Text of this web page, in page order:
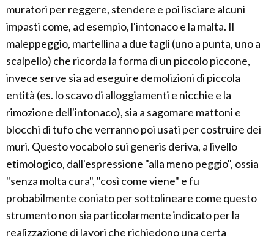
muratori per reggere, stendere e poi lisciare alcuni
impasti come, ad esempio, l'intonaco e la malta. Il
maleppeggio, martellina a due tagli (uno a punta, uno a
scalpello) che ricorda la forma di un piccolo piccone,
invece serve sia ad eseguire demolizioni di piccola
entità (es. lo scavo di alloggiamenti e nicchie e la
rimozione dell'intonaco), sia a sagomare mattoni e
blocchi di tufo che verranno poi usati per costruire dei
muri. Questo vocabolo sui generis deriva, a livello
etimologico, dall'espressione "alla meno peggio", ossia
"senza molta cura", "così come viene" e fu
probabilmente coniato per sottolineare come questo
strumento non sia particolarmente indicato per la
realizzazione di lavori che richiedono una certa